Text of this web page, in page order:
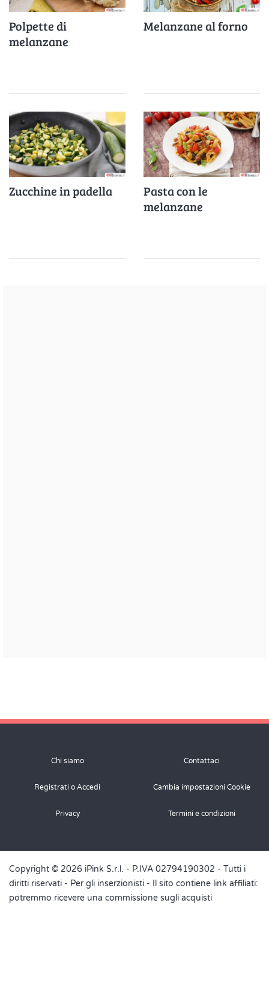
Polpette di
melanzane
Melanzane al forno
Zucchine in padella
Pasta con le
melanzane
Chi siamo Contattaci
Registrati o Accedi Cambia impostazioni Cookie
Privacy Termini e condizioni
Copyright © 2026 iPink S.r.l. - P.IVA 02794190302 - Tutti i
diritti riservati - Per gli inserzionisti - Il sito contiene link affiliati:
potremmo ricevere una commissione sugli acquisti